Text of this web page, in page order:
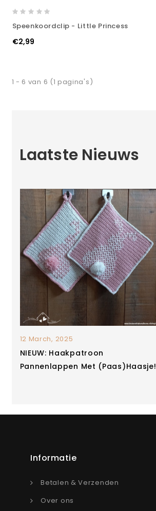
Speenkoordclip - Little Princess
€2,99
1 - 6 van 6 (1 pagina's)
Laatste Nieuws
12 March, 2025
NIEUW: Haakpatroon
Pannenlappen Met (paas)haasje!
Informatie
Betalen & Verzenden
Over ons